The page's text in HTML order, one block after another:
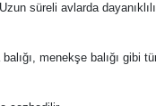
süreli avlarda
menekşe balığı gibi